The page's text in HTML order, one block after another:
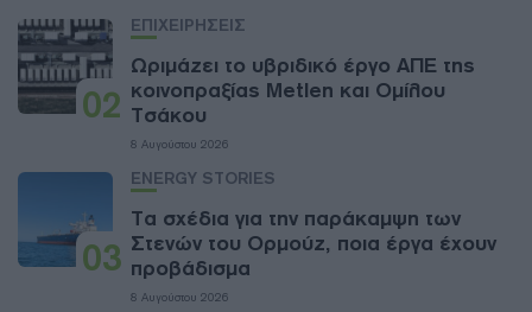
02
ΕΠΙΧΕΙΡΗΣΕΙΣ
Ωριμάζει το υβριδικό έργο ΑΠΕ της
κοινοπραξίας Metlen και Ομίλου
Τσάκου
8 Αυγούστου 2026
03
ENERGY STORIES
Τα σχέδια για την παράκαμψη των
Στενών του Ορμούζ, ποια έργα έχουν
προβάδισμα
8 Αυγούστου 2026